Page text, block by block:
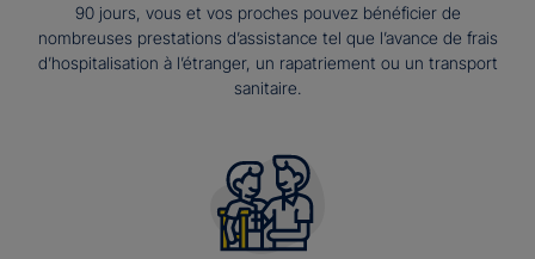
90 jours, vous et vos proches pouvez bénéficier de
nombreuses prestations d’assistance tel que l’avance de frais
d’hospitalisation à l’étranger, un rapatriement ou un transport
sanitaire.